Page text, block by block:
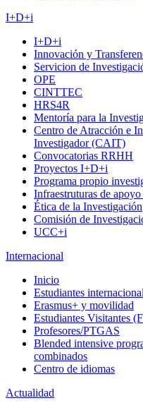
I+D+i
I+D+i
Innovación y
Servicion de
OPE
CINTTEC
HRS4R
Mentoría para la
Centro de Atracción e
Investigador (CAIT)
Convocatorias RRHH
Proyectos I+D+i
Programa propio
Infraestruturas de
Ética de la Investigación
Comisión de
UCC+i
Internacional
Inicio
Estudiantes
Erasmus+ y movilidad
Estudiantes Visitantes
Profesores/PTGAS
Blended intensive
combinados
Centro de idiomas
Actualidad